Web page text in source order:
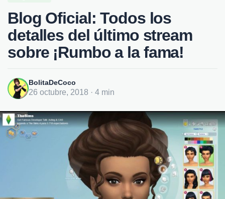
Blog Oficial: Todos los
detalles del último stream
sobre ¡Rumbo a la fama!
BolitaDeCoco
26 octubre, 2018 · 4 min